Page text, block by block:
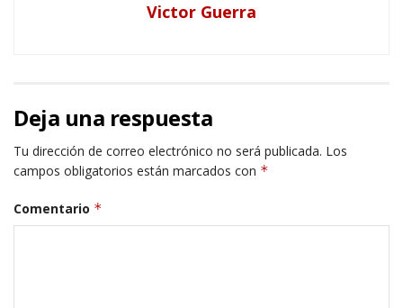
Victor Guerra
Deja una respuesta
Tu dirección de correo electrónico no será publicada. Los
campos obligatorios están marcados con *
Comentario *